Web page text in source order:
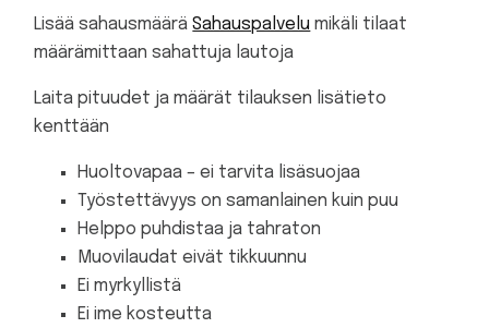
Lisää sahausmääräSahauspalvelu mikäli tilaat
määrämittaan sahattuja lautoja
Laita pituudet ja määrät tilauksen lisätieto
kenttään
Huoltovapaa – ei tarvita lisäsuojaa
Työstettävyys on samanlainen kuin puu
Helppo puhdistaa ja tahraton
Muovilaudat eivät tikkuunnu
Ei myrkyllistä
Ei ime kosteutta